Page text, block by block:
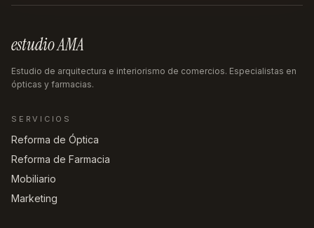
estudio AMA
Estudio de arquitectura e interiorismo de comercios. Especialistas en
ópticas y farmacias.
SERVICIOS
Reforma de Óptica
Reforma de Farmacia
Mobiliario
Marketing